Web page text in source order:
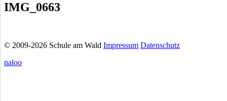
IMG_0663
© 2009-2026 Schule am Wald Impressum Datenschutz
naloo